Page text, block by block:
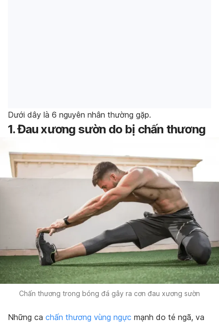
Dưới dây là 6 nguyên nhân thường gặp.
1. Đau xương sườn do bị chấn thương
Chấn thương trong bóng đá gây ra cơn đau xương sườn
Những ca chấn thương vùng ngực mạnh do té ngã, va